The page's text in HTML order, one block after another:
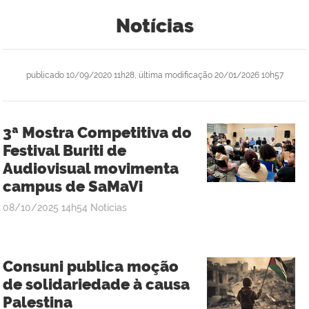
Notícias
publicado10/09/2020 11h28, última modificação20/01/2026 10h57
3ª Mostra Competitiva do
Festival Buriti de
Audiovisual movimenta
campus de SaMaVi
publicado
08/10/2025 14h54 Notícias
Consuni publica moção
de solidariedade à causa
Palestina